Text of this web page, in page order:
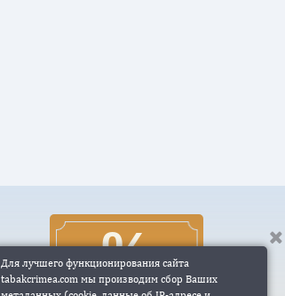
Для лучшего функционирования сайта
tabakcrimea.com мы производим сбор Ваших